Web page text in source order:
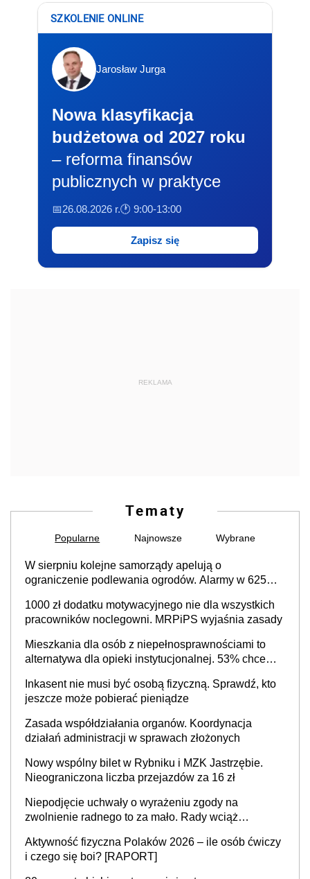
SZKOLENIE ONLINE
Jarosław Jurga
Nowa klasyfikacja
budżetowa od 2027 roku
– reforma finansów
publicznych w praktyce
📅26.08.2026 r.🕐 9:00-13:00
Zapisz się
REKLAMA
Tematy
Popularne Najnowsze Wybrane
W sierpniu kolejne samorządy apelują o
ograniczenie podlewania ogrodów. Alarmy w 625
cały kraj
1000 zł dodatku motywacyjnego nie dla wszystkich
pracowników noclegowni. MRPiPS wyjaśnia zasady
Mieszkania dla osób z niepełnosprawnościami to
alternatywa dla opieki instytucjonalnej. 53% chce
Inkasent nie musi być osobą fizyczną. Sprawdź, kto
jeszcze może pobierać pieniądze
Zasada współdziałania organów. Koordynacja
działań administracji w sprawach złożonych
Nowy wspólny bilet w Rybniku i MZK Jastrzębie.
Nieograniczona liczba przejazdów za 16 zł
Niepodjęcie uchwały o wyrażeniu zgody na
zwolnienie radnego to za mało. Rady wciąż
sprawy
Aktywność fizyczna Polaków 2026 – ile osób ćwiczy
i czego się boi? [RAPORT]